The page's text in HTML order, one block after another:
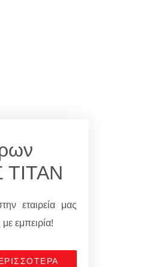
εταιρεία μας
εμπειρία!